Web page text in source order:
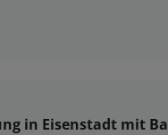
in Eisenstadt mit